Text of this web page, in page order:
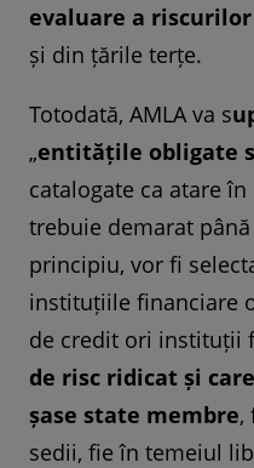
evaluare a riscurilor
și din țările terțe.
Totodată, AMLA va s
„entitățile obligate
catalogate ca atare
trebuie demarat
principiu, vor fi
instituțiile financiare
de credit ori instituții
de risc ridicat și
șase state membre,
sedii, fie în temeiul